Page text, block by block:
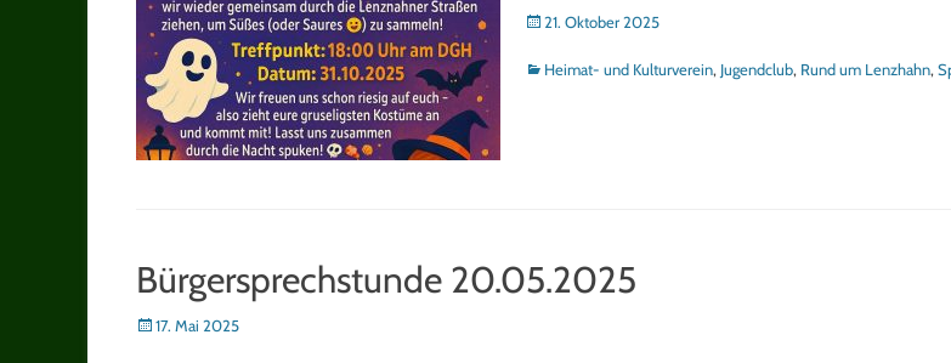
Posted
21. Oktober 2025
Kategorien
Heimat- und Kulturverein, Jugendclub, Rund um Lenzhahn,
Bürgersprechstunde 20.05.2025
Posted
17. Mai 2025